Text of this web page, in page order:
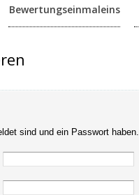
Bewertungseinmaleins
sind und ein Passwort haben.